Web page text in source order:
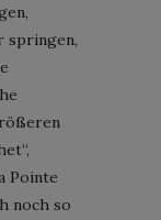
springen,
Pointe
noch so